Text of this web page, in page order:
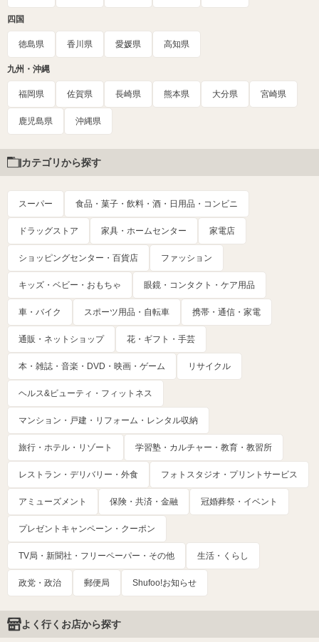
四国
徳島県 香川県 愛媛県 高知県
九州・沖縄
福岡県 佐賀県 長崎県 熊本県 大分県 宮崎県
鹿児島県 沖縄県
カテゴリから探す
スーパー 食品・菓子・飲料・酒・日用品・コンビニ
ドラッグストア 家具・ホームセンター 家電店
ショッピングセンター・百貨店 ファッション
キッズ・ベビー・おもちゃ 眼鏡・コンタクト・ケア用品
車・バイク スポーツ用品・自転車 携帯・通信・家電
通販・ネットショップ 花・ギフト・手芸
本・雑誌・音楽・DVD・映画・ゲーム リサイクル
ヘルス&ビューティ・フィットネス
マンション・戸建・リフォーム・レンタル収納
旅行・ホテル・リゾート 学習塾・カルチャー・教育・教習所
レストラン・デリバリー・外食 フォトスタジオ・プリントサービス
アミューズメント 保険・共済・金融 冠婚葬祭・イベント
プレゼントキャンペーン・クーポン
TV局・新聞社・フリーペーパー・その他 生活・くらし
政党・政治 郵便局 Shufoo!お知らせ
よく行くお店から探す